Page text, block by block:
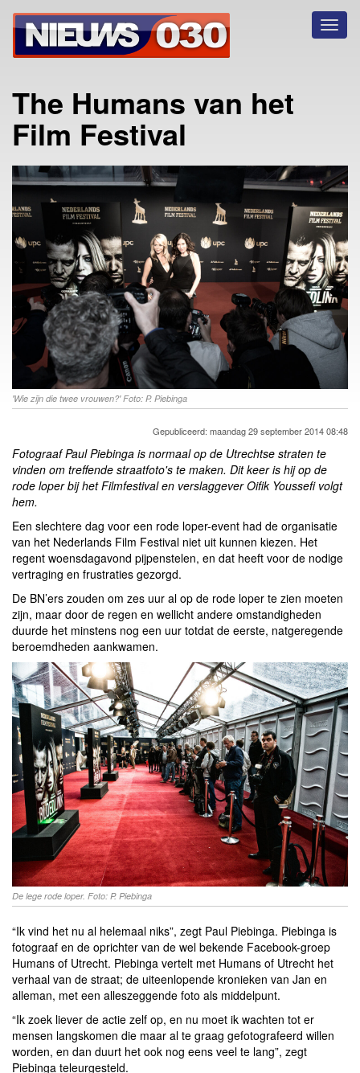
The Humans van het
Film Festival
'Wie zijn die twee vrouwen?' Foto: P. Piebinga
Gepubliceerd: maandag 29 september 2014 08:48
Fotograaf Paul Piebinga is normaal op de Utrechtse straten te
vinden om treffende straatfoto's te maken. Dit keer is hij op de
rode loper bij het Filmfestival en verslaggever Oifik Youssefi volgt
hem.
Een slechtere dag voor een rode loper-event had de organisatie
van het Nederlands Film Festival niet uit kunnen kiezen. Het
regent woensdagavond pijpenstelen, en dat heeft voor de nodige
vertraging en frustraties gezorgd.
De BN’ers zouden om zes uur al op de rode loper te zien moeten
zijn, maar door de regen en wellicht andere omstandigheden
duurde het minstens nog een uur totdat de eerste, natgeregende
beroemdheden aankwamen.
De lege rode loper. Foto: P. Piebinga
“Ik vind het nu al helemaal niks”, zegt Paul Piebinga. Piebinga is
fotograaf en de oprichter van de wel bekende Facebook-groep
Humans of Utrecht. Piebinga vertelt met Humans of Utrecht het
verhaal van de straat; de uiteenlopende kronieken van Jan en
alleman, met een alleszeggende foto als middelpunt.
“Ik zoek liever de actie zelf op, en nu moet ik wachten tot er
mensen langskomen die maar al te graag gefotografeerd willen
worden, en dan duurt het ook nog eens veel te lang”, zegt
Piebinga teleurgesteld.